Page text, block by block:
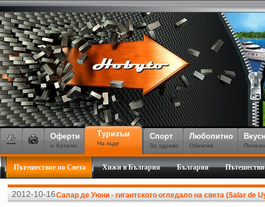
Оферти
и Хотели
Туризъм
На къде
Спорт
За здраве
Любопитно
Обектив
Пътешествие по Света Хижи в България България
2012-10-16Салар де Уюни - гигантското огледало на света (Salar de